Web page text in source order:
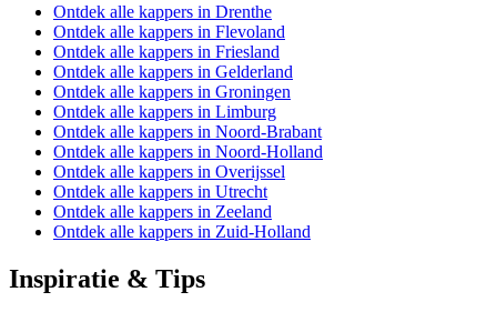
Ontdek alle kappers in Drenthe
Ontdek alle kappers in Flevoland
Ontdek alle kappers in Friesland
Ontdek alle kappers in Gelderland
Ontdek alle kappers in Groningen
Ontdek alle kappers in Limburg
Ontdek alle kappers in Noord-Brabant
Ontdek alle kappers in Noord-Holland
Ontdek alle kappers in Overijssel
Ontdek alle kappers in Utrecht
Ontdek alle kappers in Zeeland
Ontdek alle kappers in Zuid-Holland
Inspiratie & Tips